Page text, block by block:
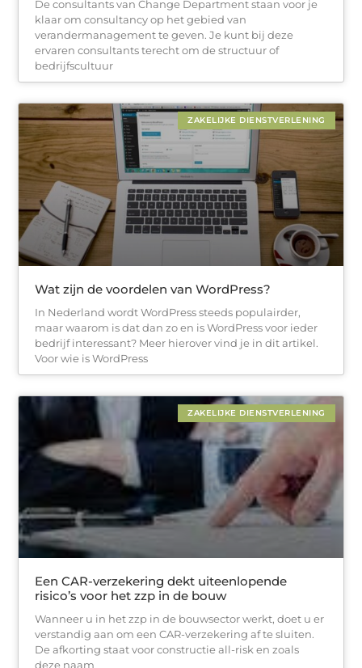
De consultants van Change Department staan voor je
klaar om consultancy op het gebied van
verandermanagement te geven. Je kunt bij deze
ervaren consultants terecht om de structuur of
bedrijfscultuur
ZAKELIJKE DIENSTVERLENING
Wat zijn de voordelen van WordPress?
In Nederland wordt WordPress steeds populairder,
maar waarom is dat dan zo en is WordPress voor ieder
bedrijf interessant? Meer hierover vind je in dit artikel.
Voor wie is WordPress
ZAKELIJKE DIENSTVERLENING
Een CAR-verzekering dekt uiteenlopende
risico’s voor het zzp in de bouw
Wanneer u in het zzp in de bouwsector werkt, doet u er
verstandig aan om een CAR-verzekering af te sluiten.
De afkorting staat voor constructie all-risk en zoals
deze naam